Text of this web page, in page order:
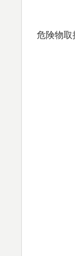
危険物取